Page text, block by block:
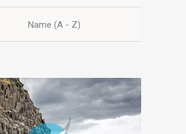
Name (A - Z)